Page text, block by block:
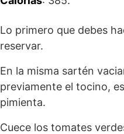
Lo primero que debes
reservar.
En la misma sartén
previamente el tocino,
pimienta.
Cuece los tomates